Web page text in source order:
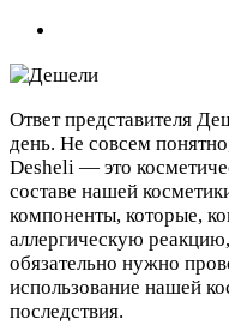
Ответ представителя
день. Не совсем
Desheli — это
составе нашей
компоненты, которые,
аллергическую
обязательно нужно
использование нашей
последствия.